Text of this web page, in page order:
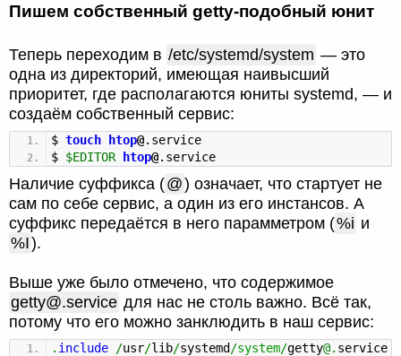
Пишем собственный getty-подобный юнит
Теперь переходим в /etc/systemd/system — это
одна из директорий, имеющая наивысший
приоритет, где располагаются юниты systemd, — и
создаём собственный сервис:
$ touch htop@.service
$ $EDITOR htop@.service
Наличие суффикса (@) означает, что стартует не
сам по себе сервис, а один из его инстансов. А
суффикс передаётся в него парамметром (%i и
%I).
Выше уже было отмечено, что содержимое
getty@.service для нас не столь важно. Всё так,
потому что его можно занклюдить в наш сервис:
. include /usr/lib/systemd /system/getty@. service